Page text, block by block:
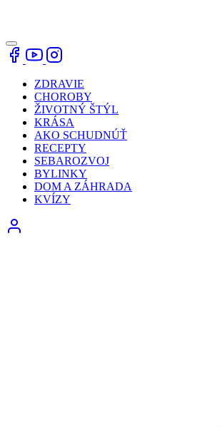
ZDRAVIE
CHOROBY
ŽIVOTNÝ ŠTÝL
KRÁSA
AKO SCHUDNÚŤ
RECEPTY
SEBAROZVOJ
BYLINKY
DOM A ZÁHRADA
KVÍZY